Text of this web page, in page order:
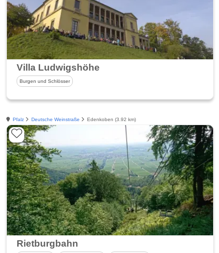
Villa Ludwigshöhe
Burgen und Schlösser
Pfalz Deutsche Weinstraße Edenkoben (3.92 km)
Rietburgbahn